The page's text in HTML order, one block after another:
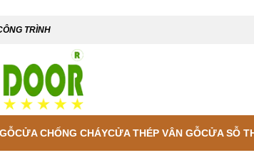
TRÌNH
CỬA CHỐNG CHÁYCỬA THÉP VÂN GỖCỬA SỖ